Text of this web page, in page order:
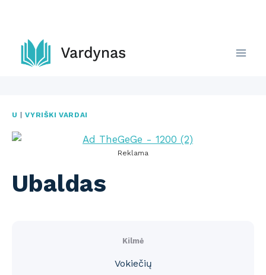
content
U |VYRIŠKI VARDAI
Reklama
Ubaldas
Kilmė
Vokiečių